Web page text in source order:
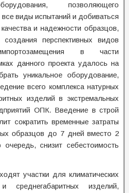
позволяющего
все виды испытаний и добиваться
и надежности образцов,
перспективных видов
в части
данного проекта удалось на
уникальное оборудование,
всего комплекса натурных
изделий в экстремальных
ОПК. Введение в строй
сократить временные затраты
образцов до 7 дней вместо 2
снизит себестоимость
участки для климатических
среднегабаритных изделий,